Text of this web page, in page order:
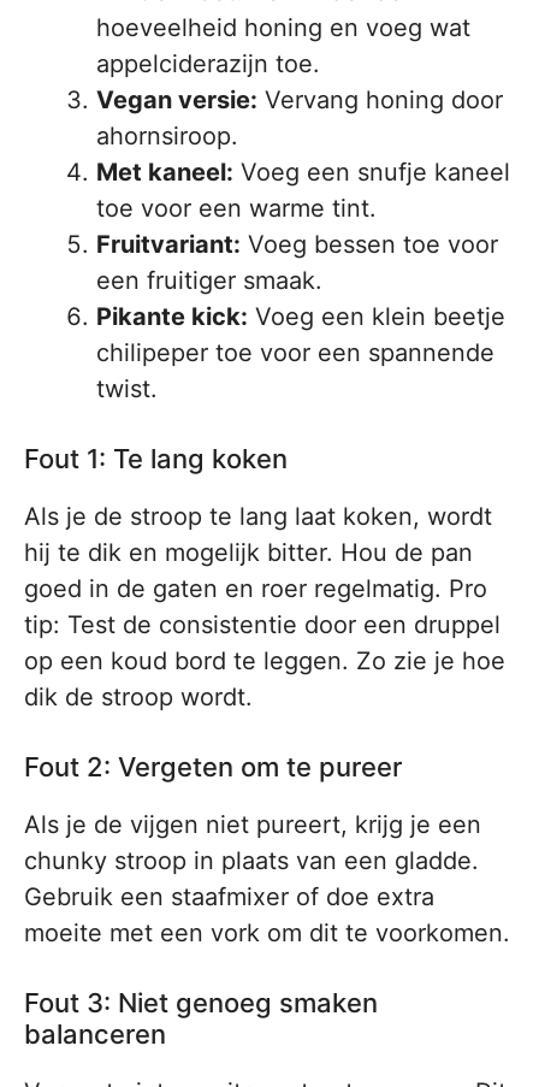
hoeveelheid honing en voeg wat
appelciderazijn toe.
Vegan versie: Vervang honing door
ahornsiroop.
Met kaneel: Voeg een snufje kaneel
toe voor een warme tint.
Fruitvariant: Voeg bessen toe voor
een fruitiger smaak.
Pikante kick: Voeg een klein beetje
chilipeper toe voor een spannende
twist.
Fout 1: Te lang koken
Als je de stroop te lang laat koken, wordt
hij te dik en mogelijk bitter. Hou de pan
goed in de gaten en roer regelmatig. Pro
tip: Test de consistentie door een druppel
op een koud bord te leggen. Zo zie je hoe
dik de stroop wordt.
Fout 2: Vergeten om te pureer
Als je de vijgen niet pureert, krijg je een
chunky stroop in plaats van een gladde.
Gebruik een staafmixer of doe extra
moeite met een vork om dit te voorkomen.
Fout 3: Niet genoeg smaken
balanceren